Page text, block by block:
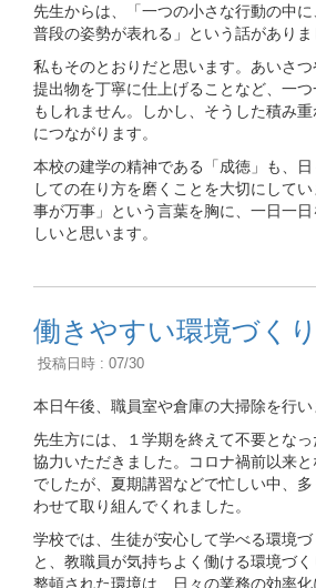
先生からは、「一つの小さな行動の中
普段の姿勢が表れる」という話がありま
私もそのとおりだと思います。あいさつ
提出物を丁寧に仕上げることなど、一
もしれません。しかし、そうした積み
につながります。
本校の建学の精神である「成徳」も、
しての在り方を磨くことを大切にして
事が万事」という言葉を胸に、一日一
しいと思います。
働きやすい環境づくり
投稿日時 : 07/30
本日午後、職員室や倉庫の大掃除を行い
先生方には、１学期を終えて不要とな
協力いただきました。コロナ禍前以来
でしたが、夏期講習などで忙しい中、
わせて取り組んでくれました。
学校では、生徒が安心して学べる環境づ
と、教職員が気持ちよく働ける環境づ
整頓された環境は、日々の業務の効率化